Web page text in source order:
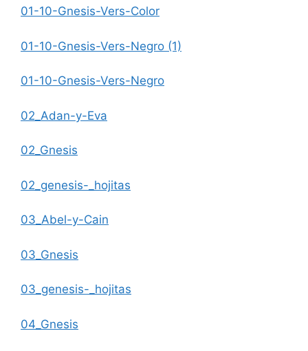
01-10-Gnesis-Vers-Color
01-10-Gnesis-Vers-Negro (1)
01-10-Gnesis-Vers-Negro
02_Adan-y-Eva
02_Gnesis
02_genesis-_hojitas
03_Abel-y-Cain
03_Gnesis
03_genesis-_hojitas
04_Gnesis